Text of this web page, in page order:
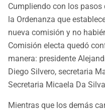
Cumpliendo con los
la Ordenanza que
nueva comisión y no
Comisión electa quedó
manera: presidente
Diego Silvero, secretaria
Secretaria Micaela Da
Mientras que los demás